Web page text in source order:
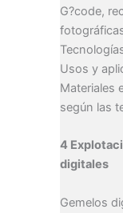
G?code,
Usos y
Materiales
según las
4
digitales
Gemelos